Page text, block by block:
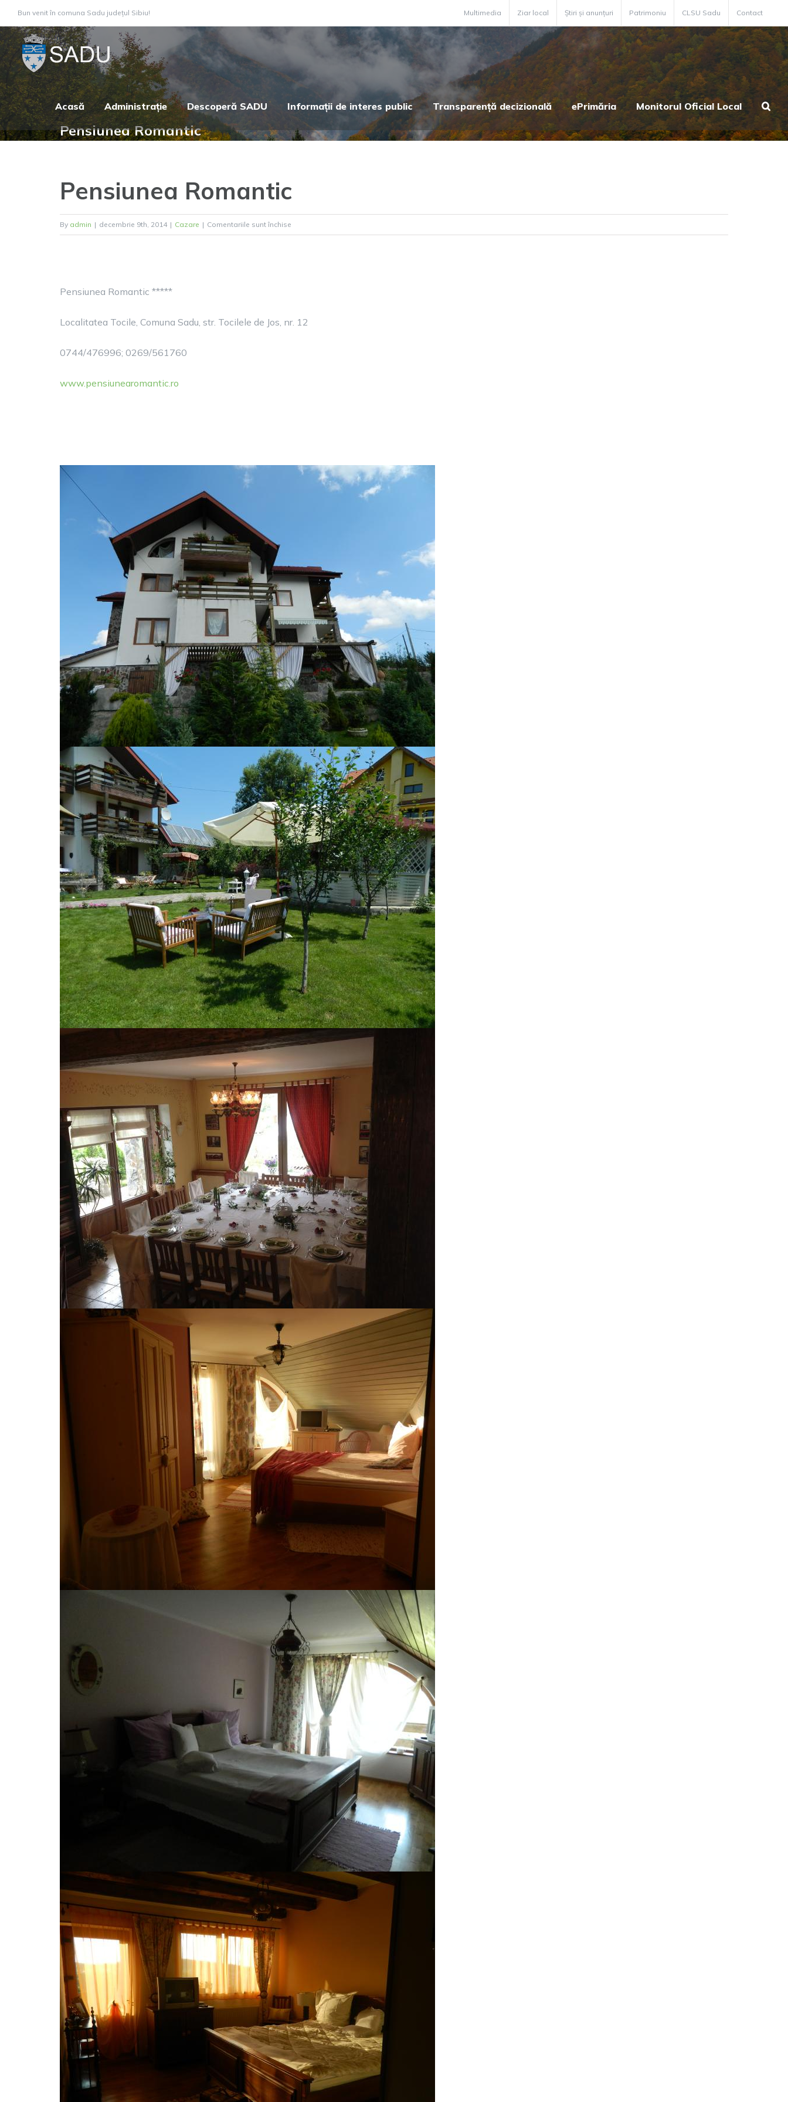
Skip
to
content
Bun venit în comuna Sadu județul Sibiu! Multimedia Ziar local Știri și anunțuri Patrimoniu CLSU Sadu Contact
Acasă Administrație Descoperă SADU Informații de interes public Transparență decizională ePrimăria Monitorul Oficial Local
Pensiunea Romantic
Pensiunea Romantic
By admin | decembrie 9th, 2014 | Cazare | Comentariile sunt închise
Pensiunea
Pensiunea Romantic *****
Localitatea Tocile, Comuna Sadu, str. Tocilele de Jos, nr. 12
0744/476996; 0269/561760
www.pensiunearomantic.ro